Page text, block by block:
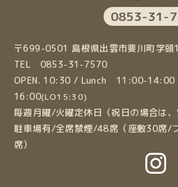
0853-31-
〒699-0501 島根県出雲市斐川町学
TEL 0853-31-7570
OPEN. 10:30 / Lunch 11:00-
16:00(LO15:30)
毎週月曜/火曜定休日（祝日の場合は、
駐車場有/全席禁煙/48席（座敷30席/
席）